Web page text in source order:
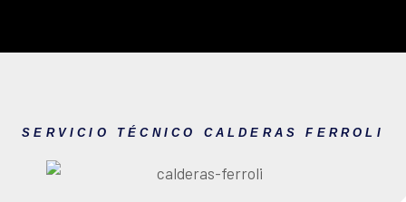
SERVICIO TÉCNICO CALDERAS FERROLI